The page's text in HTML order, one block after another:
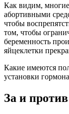
Как видим,
абортивными
чтобы
том, чтобы
беременность
яйцеклетки
Какие имеются
установки
За и